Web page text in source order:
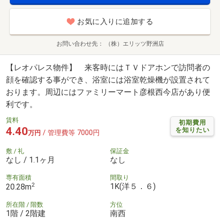
お気に入りに追加する
お問い合わせ先 （株）エリッツ野洲店
【レオパレス物件】 来客時にはＴＶドアホンで訪問者の
顔を確認する事ができ、浴室には浴室乾燥機が設置されて
おります。周辺にはファミリーマート彦根西今店があり便
利です。
初期費用
を知りたい
賃料
4.40万円 / 管理費等 7000円
敷 / 礼
なし / 1.1ヶ月
保証金
なし
専有面積
20.28m2
間取り
1K(洋５．６)
所在階 / 階数
1階 / 2階建
方位
南西